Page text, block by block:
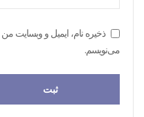
ذخیره نام، ایمیل و وبسایت
می‌نویسم.